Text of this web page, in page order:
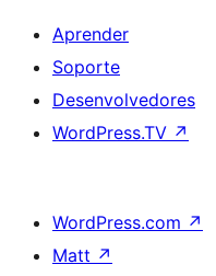
Aprender
Soporte
Desenvolvedores
WordPress.TV ↗
WordPress.com ↗
Matt ↗